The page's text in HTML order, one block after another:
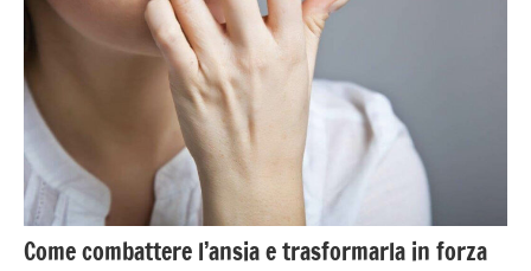
Come combattere l’ansia e trasformarla in forza